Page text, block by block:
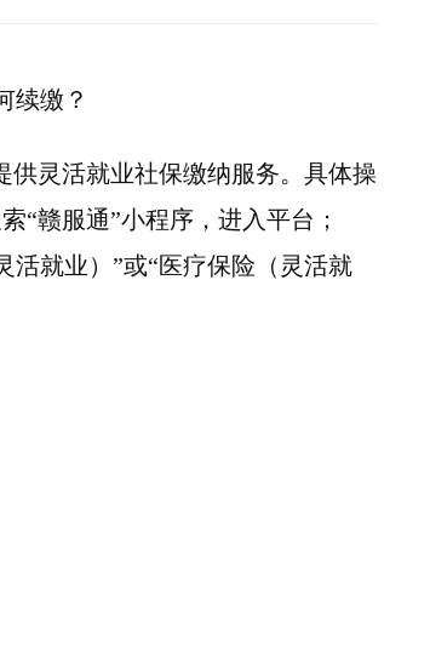
续缴？
供灵活就业社保缴纳服务。具体操
“赣服通”小程序，进入平台；
活就业）”或“医疗保险（灵活就